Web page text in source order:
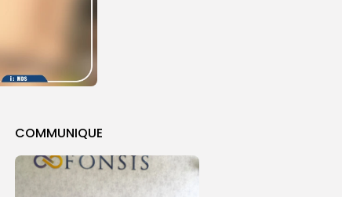
COMMUNIQUE